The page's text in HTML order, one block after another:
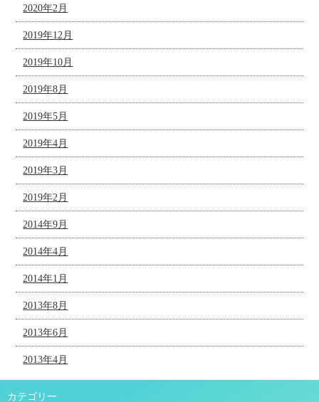
2020年2月
2019年12月
2019年10月
2019年8月
2019年5月
2019年4月
2019年3月
2019年2月
2014年9月
2014年4月
2014年1月
2013年8月
2013年6月
2013年4月
カテゴリー